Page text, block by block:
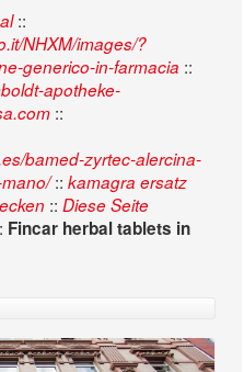
::
NHXM/images/?
generico-in-farmacia ::
apotheke-
::
bamed-zyrtec-alercina-
:: kamagra ersatz
:: Diese Seite
Fincar herbal tablets in